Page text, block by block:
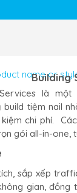
Building
Services là
tiệm nail
chi phí.
gói all-in-one,
sắp xếp
gian, đồng